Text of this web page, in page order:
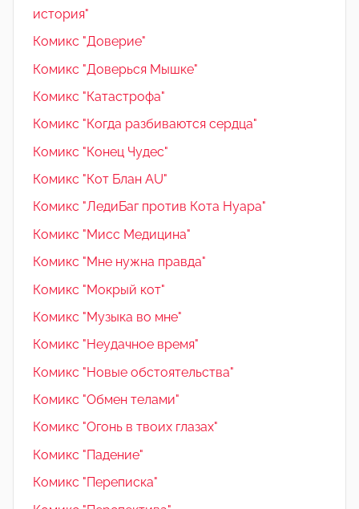
история"
Комикс "Доверие"
Комикс "Доверься Мышке"
Комикс "Катастрофа"
Комикс "Когда разбиваются сердца"
Комикс "Конец Чудес"
Комикс "Кот Блан AU"
Комикс "ЛедиБаг против Кота Нуара"
Комикс "Мисс Медицина"
Комикс "Мне нужна правда"
Комикс "Мокрый кот"
Комикс "Музыка во мне"
Комикс "Неудачное время"
Комикс "Новые обстоятельства"
Комикс "Обмен телами"
Комикс "Огонь в твоих глазах"
Комикс "Падение"
Комикс "Переписка"